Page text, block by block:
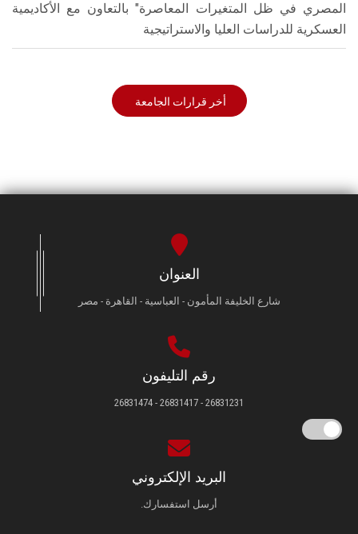
المصري في ظل المتغيرات المعاصرة" بالتعاون مع الأكاديمية
العسكرية للدراسات العليا والاستراتيجية
أخر قرارات الجامعة
العنوان
شارع الخليفة المأمون - العباسية - القاهرة - مصر
رقم التليفون
26831231 - 26831417 - 26831474
البريد الإلكتروني
أرسل استفسارك.